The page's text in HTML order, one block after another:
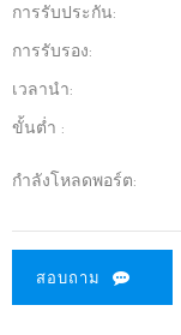
การรับประกัน:
การรับรอง:
เวลานำ:
ขั้นต่ำ :
กำลังโหลดพอร์ต:
สอบถาม